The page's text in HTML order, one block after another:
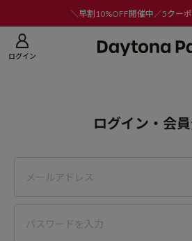
＼早割10%OFF開催中／5クー
ログイン
ログイン・会